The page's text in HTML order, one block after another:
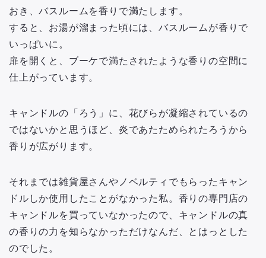
おき、バスルームを香りで満たします。
すると、お湯が溜まった頃には、バスルームが香りで
いっぱいに。
扉を開くと、ブーケで満たされたような香りの空間に
仕上がっています。
キャンドルの「ろう」に、花びらが凝縮されているの
ではないかと思うほど、炎であたためられたろうから
香りが広がります。
それまでは雑貨屋さんやノベルティでもらったキャン
ドルしか使用したことがなかった私。香りの専門店の
キャンドルを買っていなかったので、キャンドルの真
の香りの力を知らなかっただけなんだ、とはっとした
のでした。